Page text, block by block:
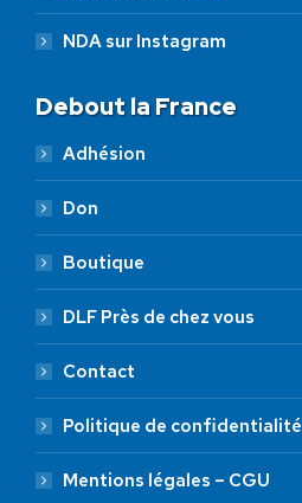
NDA sur Instagram
Debout la France
Adhésion
Don
Boutique
DLF Près de chez vous
Contact
Politique de confidentialité
Mentions légales – CGU